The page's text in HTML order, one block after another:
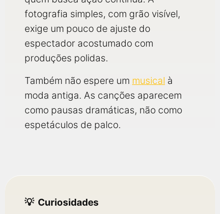
fotografia simples, com grão visível,
exige um pouco de ajuste do
espectador acostumado com
produções polidas.
Também não espere um musical à
moda antiga. As canções aparecem
como pausas dramáticas, não como
espetáculos de palco.
Curiosidades